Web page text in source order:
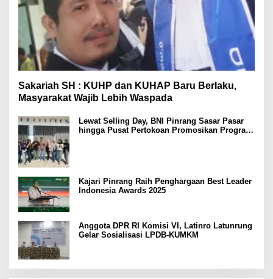
Sakariah SH : KUHP dan KUHAP Baru Berlaku,
Masyarakat Wajib Lebih Waspada
Lewat Selling Day, BNI Pinrang Sasar Pasar
hingga Pusat Pertokoan Promosikan Program
Kajari Pinrang Raih Penghargaan Best Leader
Indonesia Awards 2025
Anggota DPR RI Komisi VI, Latinro Latunrung
Gelar Sosialisasi LPDB-KUMKM